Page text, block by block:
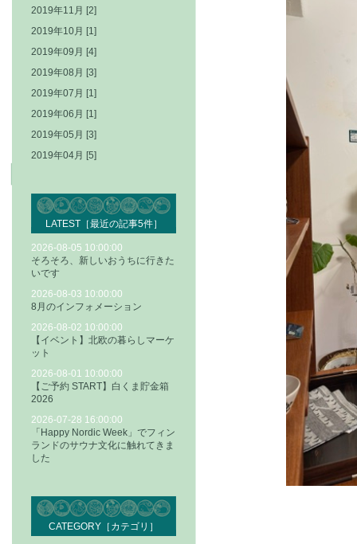
2019年11月 [2]
2019年10月 [1]
2019年09月 [4]
2019年08月 [3]
2019年07月 [1]
2019年06月 [1]
2019年05月 [3]
2019年04月 [5]
LATEST［最近の記事5件］
2026-08-05 10:00:00
そろそろ、新しいおうちに行きた
いです
2026-08-03 10:00:00
8月のインフォメーション
2026-08-02 10:00:00
【イベント】北欧の暮らしマーケ
ット
2026-08-01 10:00:00
【ご予約 START】白くま貯金箱
2026
2026-07-28 16:00:00
「Happy Nordic Week」でフィン
ランドのサウナ文化に触れてきま
した
CATEGORY［カテゴリ］